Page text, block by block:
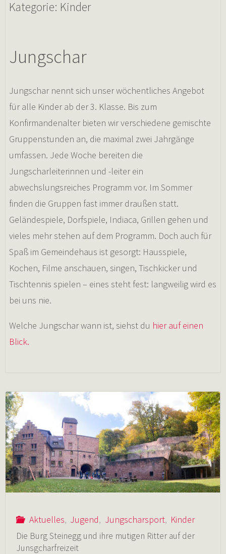
Kategorie: Kinder
Jungschar
Jungschar nennt sich unser wöchentliches Angebot
für alle Kinder ab der 3. Klasse. Bis zum
Konfirmandenalter bieten wir verschiedene gemischte
Gruppenstunden an, die maximal zwei Jahrgänge
umfassen. Jede Woche bereiten die
Jungscharleiterinnen und -leiter ein
abwechslungsreiches Programm vor. Im Sommer
finden die Gruppen fast immer draußen statt.
Geländespiele, Dorfspiele, Indiaca, Grillen gehen und
vieles mehr stehen auf dem Programm. Doch auch für
Spaß im Gemeindehaus ist gesorgt: Hausspiele,
Kochen, Filme anschauen, singen, Tischkicker und
Tischtennis spielen – eines steht fest: langweilig wird es
bei uns nie.
Welche Jungschar wann ist, siehst du hier auf einen
Blick.
Aktuelles, Jugend, Jungscharsport, Kinder
Die Burg Steinegg und ihre mutigen Ritter auf der
Junsgcharfreizeit